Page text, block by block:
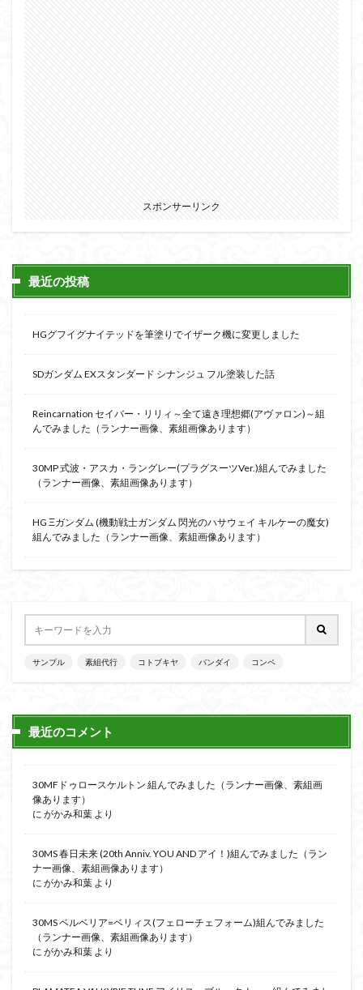
スポンサーリンク
最近の投稿
HGグフイグナイテッドを筆塗りでイザーク機に変更しました
SDガンダム EXスタンダード シナンジュ フル塗装した話
Reincarnation セイバー・リリィ～全て遠き理想郷(アヴァロン)～組
んでみました（ランナー画像、素組画像あります）
30MP 式波・アスカ・ラングレー(プラグスーツVer.)組んでみました
（ランナー画像、素組画像あります）
HG Ξガンダム (機動戦士ガンダム 閃光のハサウェイ キルケーの魔女)
組んでみました（ランナー画像、素組画像あります）
サンプル 素組代行 コトブキヤ バンダイ コンペ
最近のコメント
30MFドゥロースケルトン 組んでみました（ランナー画像、素組画
像あります）
に がかみ和葉 より
30MS 春日未来 (20th Anniv. YOU AND アイ！)組んでみました（ラン
ナー画像、素組画像あります）
に がかみ和葉 より
30MS ベルベリア=ベリィス(フェローチェフォーム)組んでみました
（ランナー画像、素組画像あります）
に がかみ和葉 より